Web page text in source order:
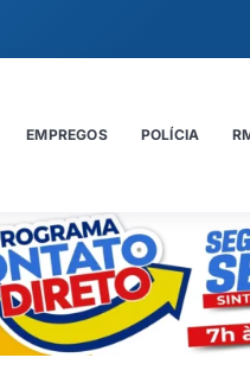
EMPREGOS POLÍCIA